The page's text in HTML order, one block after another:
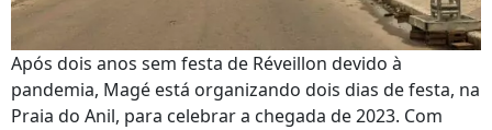
Após dois anos sem festa de Réveillon devido à
pandemia, Magé está organizando dois dias de festa, na
Praia do Anil, para celebrar a chegada de 2023. Com